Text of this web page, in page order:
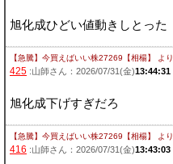
旭化成ひどい値動きしとった
【急騰】今買えばいい株27269【相楊】 より
425 :山師さん：2026/07/31(金)13:44:31
旭化成下げすぎだろ
【急騰】今買えばいい株27269【相楊】 より
416 :山師さん：2026/07/31(金)13:43:03